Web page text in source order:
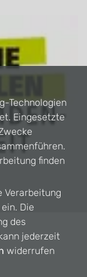
Technologien
Eingesetzte
finden
Verarbeitung
Die
des
jederzeit
widerrufen